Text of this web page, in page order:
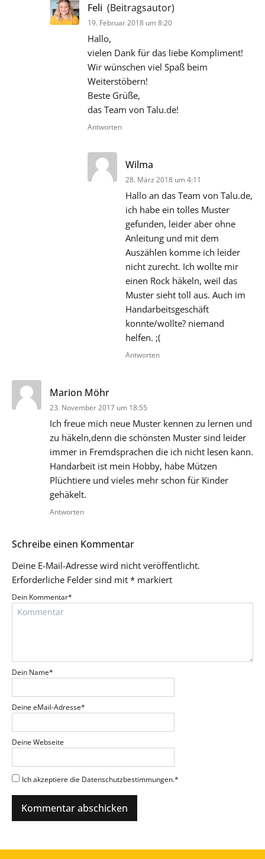
Feli (Beitragsautor)
19. Februar 2018 um 8:20
Hallo,
vielen Dank für das liebe Kompliment!
Wir wünschen viel Spaß beim
Weiterstöbern!
Beste Grüße,
das Team von Talu.de!
Antworten
Wilma
28. März 2018 um 4:11
Hallo an das Team von Talu.de,
ich habe ein tolles Muster
gefunden, leider aber ohne
Anleitung und mit dem
Auszählen komme ich leider
nicht zurecht. Ich wollte mir
einen Rock häkeln, weil das
Muster sieht toll aus. Auch im
Handarbeitsgeschäft
konnte/wollte? niemand
helfen. ;(
Antworten
Marion Möhr
23. November 2017 um 18:55
Ich freue mich neue Muster kennen zu lernen und
zu häkeln,denn die schönsten Muster sind leider
immer in Fremdsprachen die ich nicht lesen kann.
Handarbeit ist mein Hobby, habe Mützen
Plüchtiere und vieles mehr schon für Kinder
gehäkelt.
Antworten
Schreibe einen Kommentar
Deine E-Mail-Adresse wird nicht veröffentlicht.
Erforderliche Felder sind mit * markiert
Dein Kommentar*
Dein Name*
Deine eMail-Adresse*
Deine Webseite
Ich akzeptiere die Datenschutzbestimmungen.*